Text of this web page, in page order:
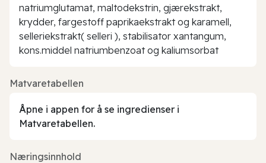
natriumglutamat, maltodekstrin, gjærekstrakt,
krydder, fargestoff paprikaekstrakt og karamell,
selleriekstrakt( selleri ), stabilisator xantangum,
kons.middel natriumbenzoat og kaliumsorbat
Matvaretabellen
Åpne i appen for å se ingredienser i
Matvaretabellen.
Næringsinnhold